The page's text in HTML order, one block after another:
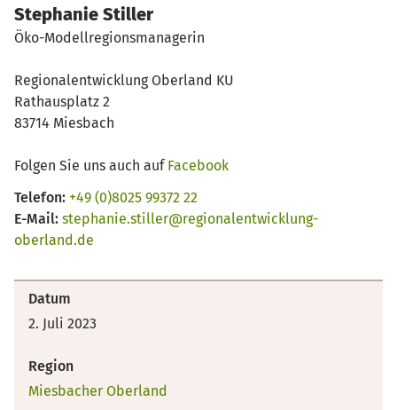
Stephanie Stiller
Öko-Modellregionsmanagerin
Regionalentwicklung Oberland KU
Rathausplatz 2
83714 Miesbach
Folgen Sie uns auch auf Facebook
Telefon: +49 (0)8025 99372 22
E-Mail: stephanie.stiller@regionalentwicklung-
oberland.de
Datum
2. Juli 2023
Region
Miesbacher Oberland